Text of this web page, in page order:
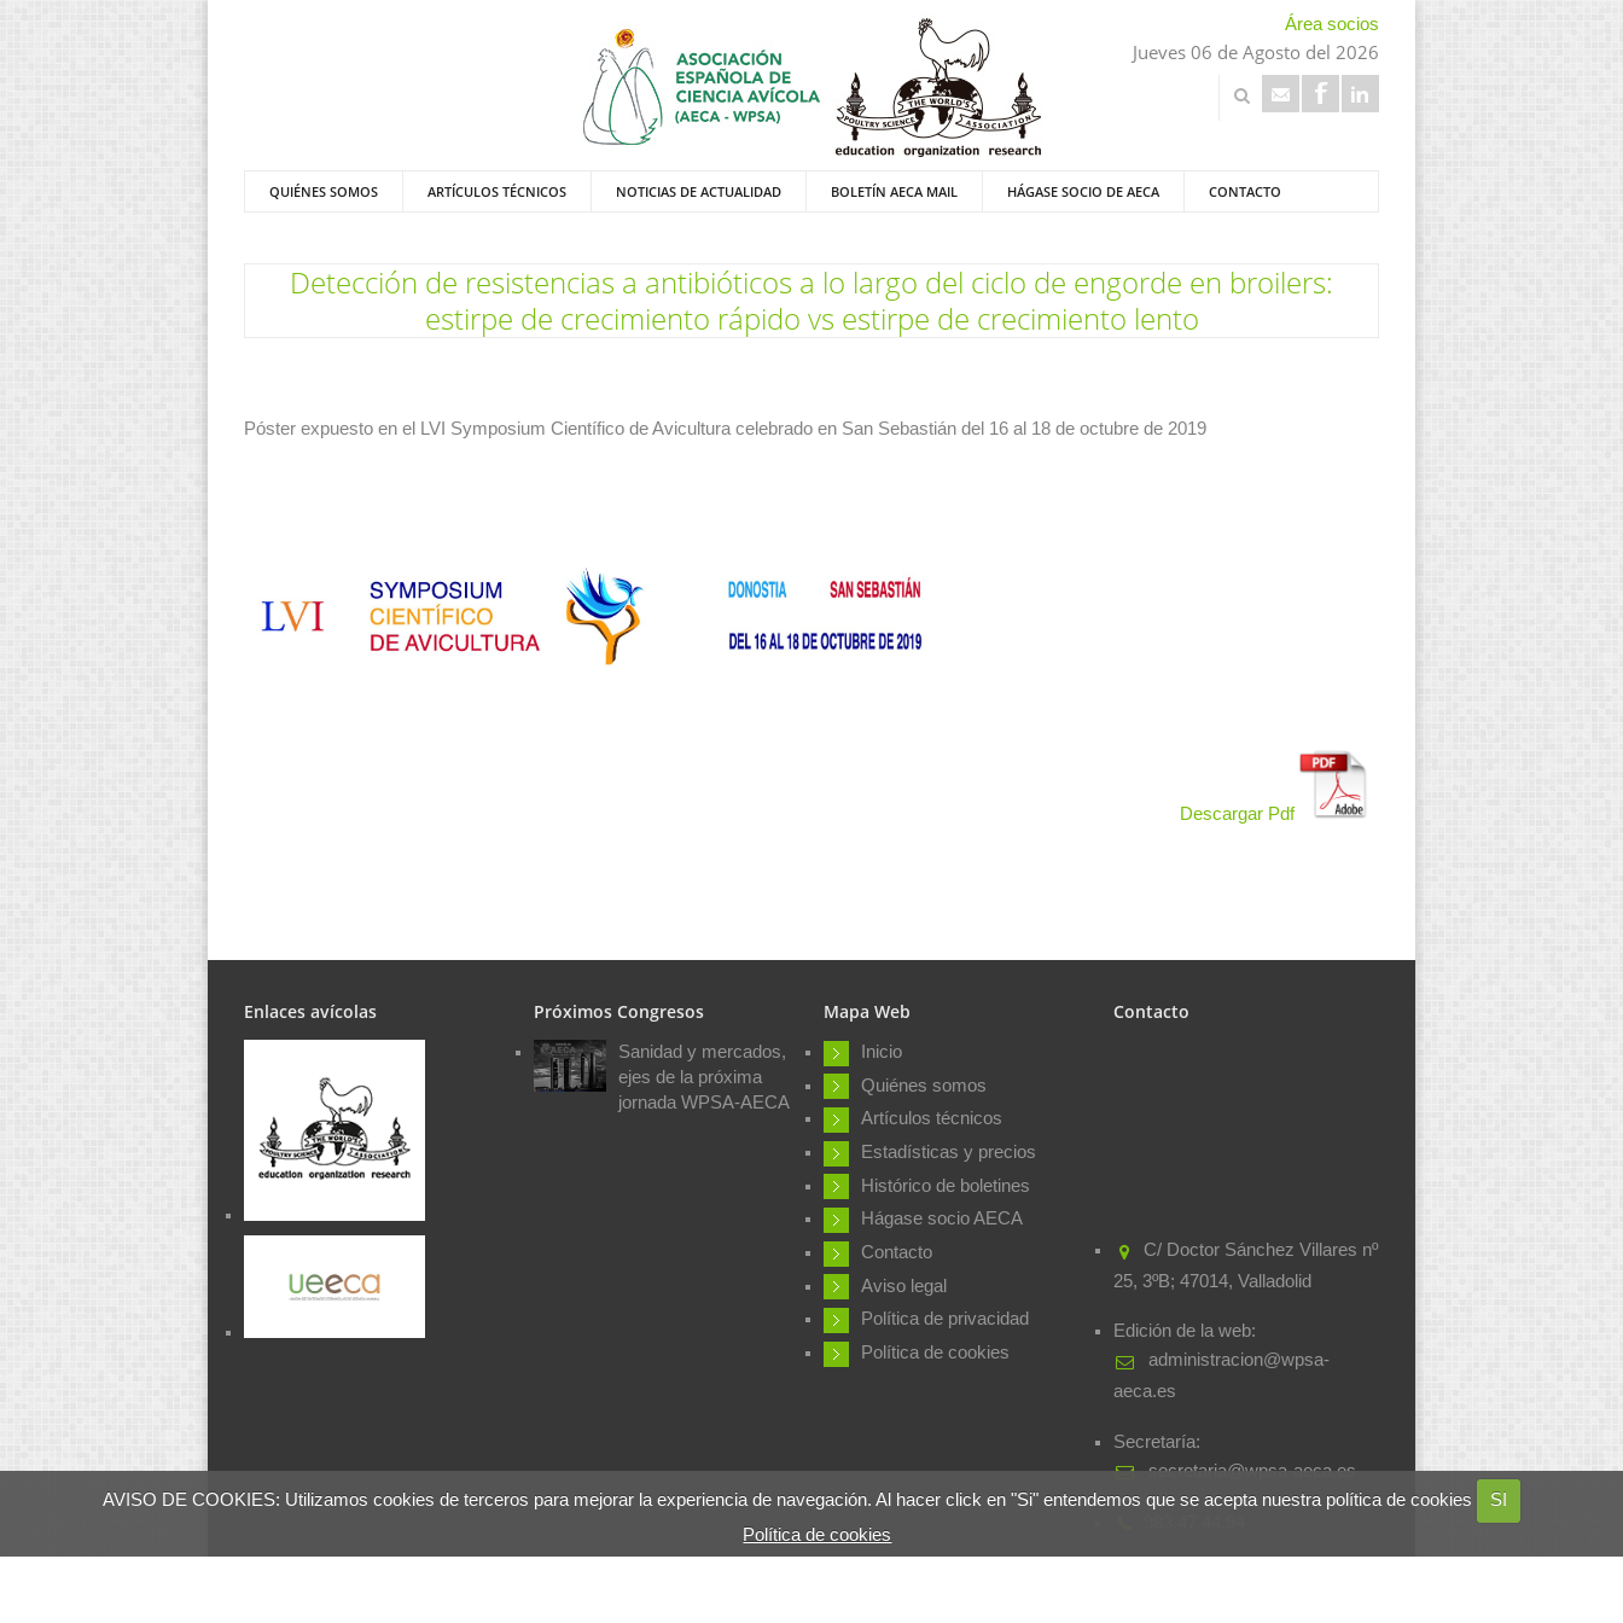
AVISO DE COOKIES: Utilizamos cookies de terceros para mejorar la experiencia de navegación. Al hacer click en "Si" entendemos que se acepta nuestra política de cookies
SI
Política de cookies
Área socios
Jueves 06 de Agosto del 2026
QUIÉNES SOMOS ARTÍCULOS TÉCNICOS NOTICIAS DE ACTUALIDAD BOLETÍN AECA MAIL HÁGASE SOCIO DE AECA CONTACTO
Detección de resistencias a antibióticos a lo largo del ciclo de engorde en broilers:
estirpe de crecimiento rápido vs estirpe de crecimiento lento
Póster expuesto en el LVI Symposium Científico de Avicultura celebrado en San Sebastián del 16 al 18 de octubre de 2019
Descargar Pdf
Enlaces avícolas Próximos Congresos
Sanidad y mercados,
ejes de la próxima
jornada WPSA-AECA
Mapa Web
Inicio
Quiénes somos
Artículos técnicos
Estadísticas y precios
Histórico de boletines
Hágase socio AECA
Contacto
Aviso legal
Política de privacidad
Política de cookies
Contacto
C/ Doctor Sánchez Villares nº
25, 3ºB; 47014, Valladolid
Edición de la web:
administracion@wpsa-
aeca.es
Secretaría:
secretaria@wpsa-aeca.es